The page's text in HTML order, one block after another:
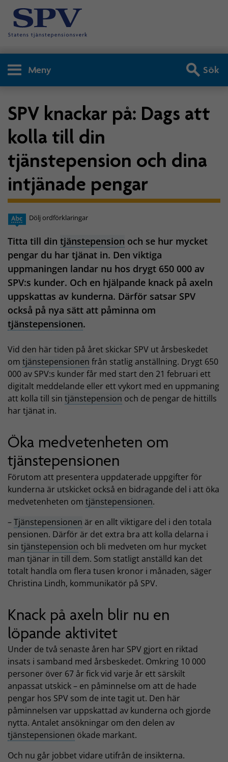
Meny Sök
SPV knackar på: Dags att
kolla till din
tjänstepension och dina
intjänade pengar
Dölj ordförklaringar
Titta till din tjänstepension och se hur mycket
pengar du har tjänat in. Den viktiga
uppmaningen landar nu hos drygt 650 000 av
SPV:s kunder. Och en hjälpande knack på axeln
uppskattas av kunderna. Därför satsar SPV
också på nya sätt att påminna om
tjänstepensionen.
Vid den här tiden på året skickar SPV ut årsbeskedet
om tjänstepensionen från statlig anställning. Drygt 650
000 av SPV:s kunder får med start den 21 februari ett
digitalt meddelande eller ett vykort med en uppmaning
att kolla till sin tjänstepension och de pengar de hittills
har tjänat in.
Öka medvetenheten om
tjänstepensionen
Förutom att presentera uppdaterade uppgifter för
kunderna är utskicket också en bidragande del i att öka
medvetenheten om tjänstepensionen.
–Tjänstepensionen är en allt viktigare del i den totala
pensionen. Därför är det extra bra att kolla delarna i
sin tjänstepension och bli medveten om hur mycket
man tjänar in till dem. Som statligt anställd kan det
totalt handla om flera tusen kronor i månaden, säger
Christina Lindh, kommunikatör på SPV.
Knack på axeln blir nu en
löpande aktivitet
Under de två senaste åren har SPV gjort en riktad
insats i samband med årsbeskedet. Omkring 10 000
personer över 67 år fick vid varje år ett särskilt
anpassat utskick – en påminnelse om att de hade
pengar hos SPV som de inte tagit ut. Den här
påminnelsen var uppskattad av kunderna och gjorde
nytta. Antalet ansökningar om den delen av
tjänstepensionen ökade markant.
Och nu går jobbet vidare utifrån de insikterna.